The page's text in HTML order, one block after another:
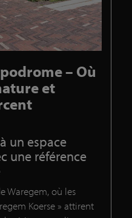
– Où
et
un espace
une référence
Waregem, où les
Koerse » attirent